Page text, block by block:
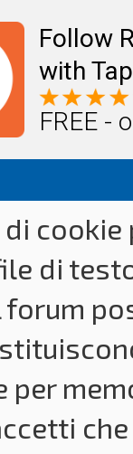
Follow
with
FREE -
di